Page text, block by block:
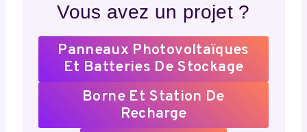
Vous avez un projet ?
Panneaux Photovoltaïques
Et Batteries De Stockage
Borne Et Station De
Recharge